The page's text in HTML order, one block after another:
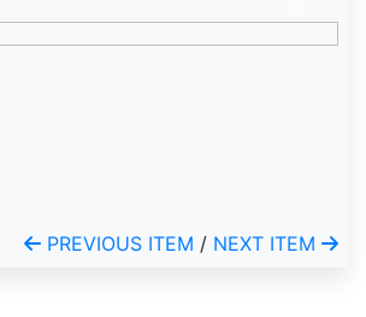
PREVIOUS ITEM / NEXT ITEM